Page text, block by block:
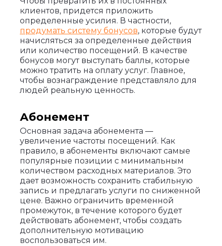
клиентов, придется приложить
определенные усилия. В частности,
продумать систему бонусов, которые будут
начисляться за определенные действия
или количество посещений. В качестве
бонусов могут выступать баллы, которые
можно тратить на оплату услуг. Главное,
чтобы вознаграждение представляло для
людей реальную ценность.
Абонемент
Основная задача абонемента —
увеличение частоты посещений. Как
правило, в абонементы включают самые
популярные позиции с минимальным
количеством расходных материалов. Это
дает возможность сохранить стабильную
запись и предлагать услуги по сниженной
цене. Важно ограничить временной
промежуток, в течение которого будет
действовать абонемент, чтобы создать
дополнительную мотивацию
воспользоваться им.